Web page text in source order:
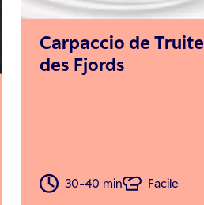
Carpaccio de Truite
des Fjords
30-40 min Facile